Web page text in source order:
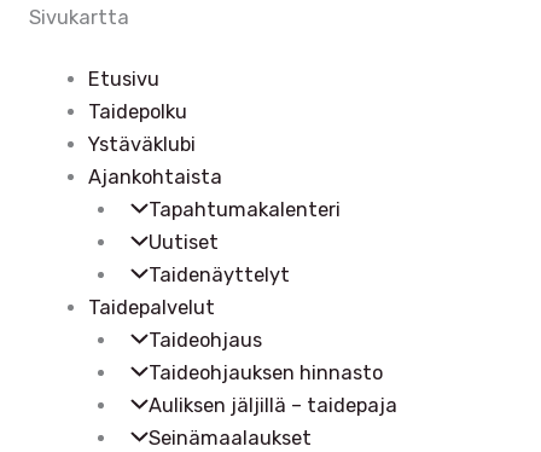
Sivukartta
Etusivu
Taidepolku
Ystäväklubi
Ajankohtaista
Tapahtumakalenteri
Uutiset
Taidenäyttelyt
Taidepalvelut
Taideohjaus
Taideohjauksen hinnasto
Auliksen jäljillä – taidepaja
Seinämaalaukset